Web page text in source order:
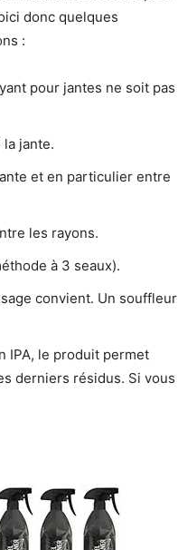
donc quelques
:
pour jantes ne soit pas
jante.
et en particulier entre
les rayons.
à 3 seaux).
convient. Un souffleur
IPA, le produit permet
derniers résidus. Si vous